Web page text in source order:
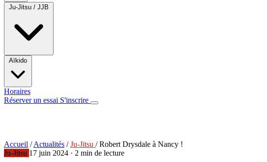
Ju-Jitsu / JJB
Aïkido
Horaires
Réserver un essai S'inscrire
Accueil / Actualités / Ju-Jitsu / Robert Drysdale à Nancy !
Ju-Jitsu 17 juin 2024 · 2 min de lecture